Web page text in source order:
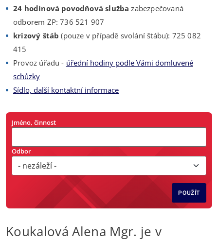
24 hodinová povodňová služba zabezpečovaná
odborem ZP: 736 521 907
krizový štáb (pouze v případě svolání štábu): 725 082
415
Provoz úřadu - úřední hodiny podle Vámi domluvené
schůzky
Sídlo, další kontaktní informace
Jméno, činnost
Odbor
POUŽÍT
Koukalová Alena Mgr. je v